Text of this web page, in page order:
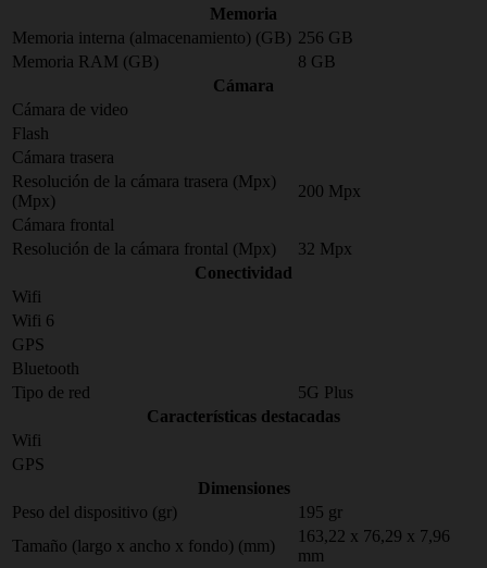
Memoria
Memoria interna (almacenamiento) (GB) 256 GB
Memoria RAM (GB)
8 GB
Cámara
Cámara de video
Flash
Cámara trasera
Resolución de la cámara trasera (Mpx)
(Mpx)
200 Mpx
Cámara frontal
Resolución de la cámara frontal (Mpx)
32 Mpx
Conectividad
Wifi
Wifi 6
GPS
Bluetooth
Tipo de red
5G Plus
Características destacadas
Wifi
GPS
Dimensiones
Peso del dispositivo (gr)
195 gr
Tamaño (largo x ancho x fondo) (mm)
163,22 x 76,29 x 7,96
mm